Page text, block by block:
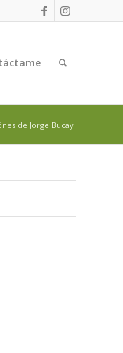
de Jorge Bucay